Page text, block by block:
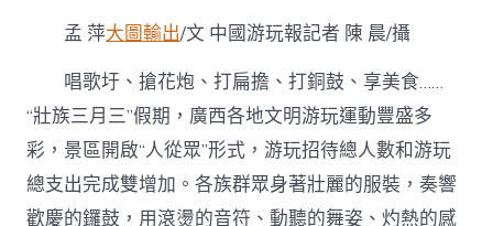
三
三”
歡
歌
笑
語
春
之
孟 萍大圖輸出/文 中國游玩報記者 陳 晨/攝
唱歌圩、搶花炮、打扁擔、打銅鼓、享美食……
“壯族三月三”假期，廣西各地文明游玩運動豐盛多
彩，景區開啟“人從眾”形式，游玩招待總人數和游玩
總支出完成雙增加。各族群眾身著壯麗的服裝，奏響
歡慶的鑼鼓，用滾燙的音符、動聽的舞姿、灼熱的感